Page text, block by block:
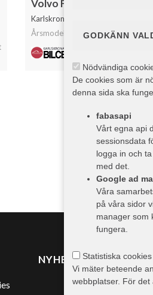
Karlskrona Bilcenter AB
Årsmodell: 2015
NYHETER FRÅN
GODKÄNN
Nödvändiga
De cookies som är
denna sida ska
fabasapi
Vårt egna api
sessionsdata
logga in och
med det.
Google ad
Våra
på våra sidor
manager som
fungera.
Statistiska cookies
Vi mäter beteende
webbplatser. För det